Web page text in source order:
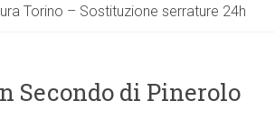
Torino – Sostituzione serrature 24h
Secondo di Pinerolo